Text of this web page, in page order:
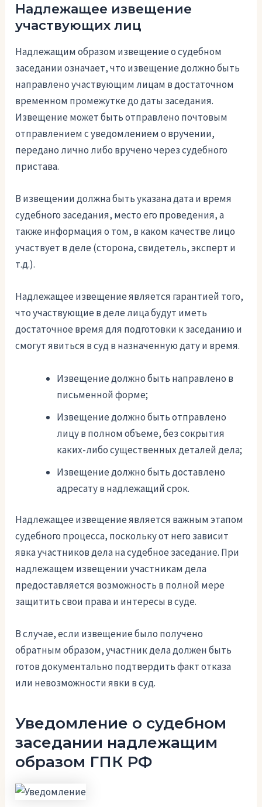
Надлежащее извещение
участвующих лиц
Надлежащим образом извещение о судебном
заседании означает, что извещение должно быть
направлено участвующим лицам в достаточном
временном промежутке до даты заседания.
Извещение может быть отправлено почтовым
отправлением с уведомлением о вручении,
передано лично либо вручено через судебного
пристава.
В извещении должна быть указана дата и время
судебного заседания, место его проведения, а
также информация о том, в каком качестве лицо
участвует в деле (сторона, свидетель, эксперт и
т.д.).
Надлежащее извещение является гарантией того,
что участвующие в деле лица будут иметь
достаточное время для подготовки к заседанию и
смогут явиться в суд в назначенную дату и время.
Извещение должно быть направлено в
письменной форме;
Извещение должно быть отправлено
лицу в полном объеме, без сокрытия
каких-либо существенных деталей дела;
Извещение должно быть доставлено
адресату в надлежащий срок.
Надлежащее извещение является важным этапом
судебного процесса, поскольку от него зависит
явка участников дела на судебное заседание. При
надлежащем извещении участникам дела
предоставляется возможность в полной мере
защитить свои права и интересы в суде.
В случае, если извещение было получено
обратным образом, участник дела должен быть
готов документально подтвердить факт отказа
или невозможности явки в суд.
Уведомление о судебном
заседании надлежащим
образом ГПК РФ